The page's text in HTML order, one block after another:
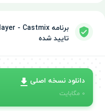
تایید شده
دانلود نسخه اصلی
0 مگابایت